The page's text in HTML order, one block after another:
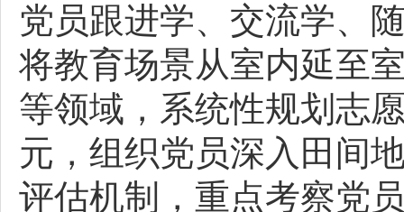
党员跟进学、交流学、
将教育场景从室内延至
等领域，系统性规划志
元，组织党员深入田间
评估机制，重点考察党